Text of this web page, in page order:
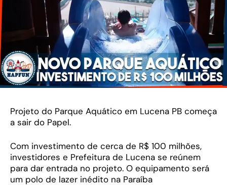
Projeto do Parque Aquático em Lucena PB começa
a sair do Papel.
Com investimento de cerca de R$ 100 milhões,
investidores e Prefeitura de Lucena se reúnem
para dar entrada no projeto. O equipamento será
um polo de lazer inédito na Paraíba